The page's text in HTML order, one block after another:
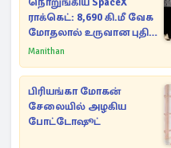
ராக்கெட்: 8,690 கி.மீ வேக
மோதலால் உருவான புதிய
பள்ளம்!
Manithan
பிரியங்கா மோகன்
சேலையில் அழகிய
போட்டோஷூட்